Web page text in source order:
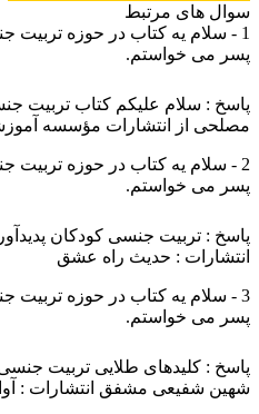
سوال های مرتبط
پسر می خواستم.
پاسخ : سلام علیکم کتاب تربیت
مصلحی از انتشارات مؤسسه
پسر می خواستم.
پاسخ : تربیت جنسی کودکان
انتشارات : حدیث راه عشق
پسر می خواستم.
پاسخ : کلیدهای طلایی تربیت جنسی
شهین شفیعی مشفق انتشارات :